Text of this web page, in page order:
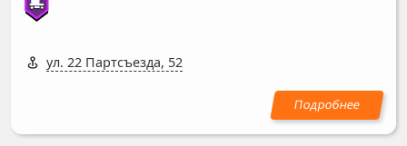
ул. 22 Партсъезда, 52